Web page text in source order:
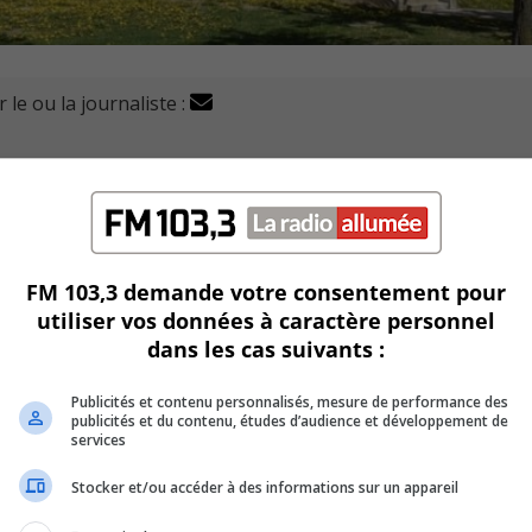
le ou la journaliste :
(SPAL) a maintenant son Groupe Tactique
de la Sécurité publique du Québec.
soit le Groupe d’Intervention (G.I.), depuis le samedi
dans l’amélioration de ses capacités d’intervention en
gérer des interventions complexes, risquées et
aux situations à risque élevé.
FM 103,3 demande votre consentement pour
utiliser vos données à caractère personnel
dans les cas suivants :
Publicités et contenu personnalisés, mesure de performance des
publicités et du contenu, études d’audience et développement de
services
Stocker et/ou accéder à des informations sur un appareil